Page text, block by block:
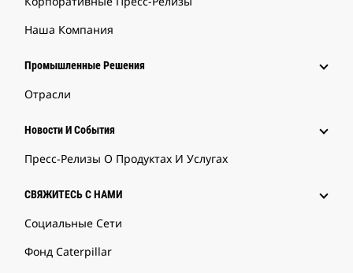
Наша Компания
Промышленные Решения
Отрасли
Новости И События
Пресс-Релизы О Продуктах И Услугах
СВЯЖИТЕСЬ С НАМИ
Социальные Сети
Фонд Caterpillar